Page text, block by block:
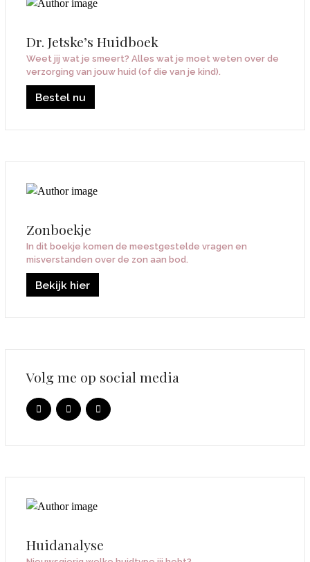
Dr. Jetske’s Huidboek
Weet jij wat je smeert? Alles wat je moet weten over de
verzorging van jouw huid (of die van je kind).
Bestel nu
Zonboekje
In dit boekje komen de meestgestelde vragen en
misverstanden over de zon aan bod.
Bekijk hier
Volg me op social media
Huidanalyse